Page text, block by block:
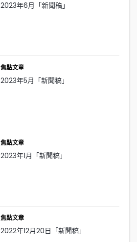
2023年6月「新聞稿」
焦點文章
2023年5月「新聞稿」
焦點文章
2023年1月「新聞稿」
焦點文章
2022年12月20日「新聞稿」